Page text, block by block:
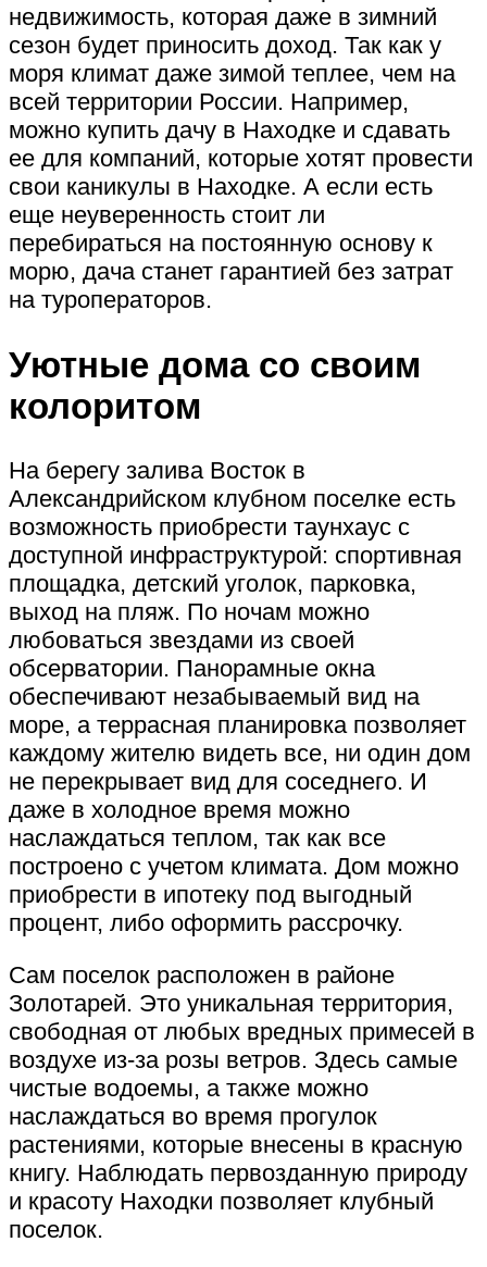
недвижимость, которая даже в зимний
сезон будет приносить доход. Так как у
моря климат даже зимой теплее, чем на
всей территории России. Например,
можно купить дачу в Находке и сдавать
ее для компаний, которые хотят провести
свои каникулы в Находке. А если есть
еще неуверенность стоит ли
перебираться на постоянную основу к
морю, дача станет гарантией без затрат
на туроператоров.
Уютные дома со своим
колоритом
На берегу залива Восток в
Александрийском клубном поселке есть
возможность приобрести таунхаус с
доступной инфраструктурой: спортивная
площадка, детский уголок, парковка,
выход на пляж. По ночам можно
любоваться звездами из своей
обсерватории. Панорамные окна
обеспечивают незабываемый вид на
море, а террасная планировка позволяет
каждому жителю видеть все, ни один дом
не перекрывает вид для соседнего. И
даже в холодное время можно
наслаждаться теплом, так как все
построено с учетом климата. Дом можно
приобрести в ипотеку под выгодный
процент, либо оформить рассрочку.
Сам поселок расположен в районе
Золотарей. Это уникальная территория,
свободная от любых вредных примесей в
воздухе из-за розы ветров. Здесь самые
чистые водоемы, а также можно
наслаждаться во время прогулок
растениями, которые внесены в красную
книгу. Наблюдать первозданную природу
и красоту Находки позволяет клубный
поселок.